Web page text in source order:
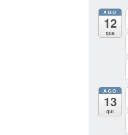
AGO
12
qua
AGO
13
qui